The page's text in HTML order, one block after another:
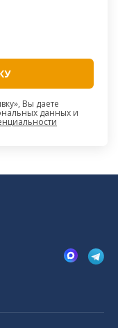
Вы даете
данных и